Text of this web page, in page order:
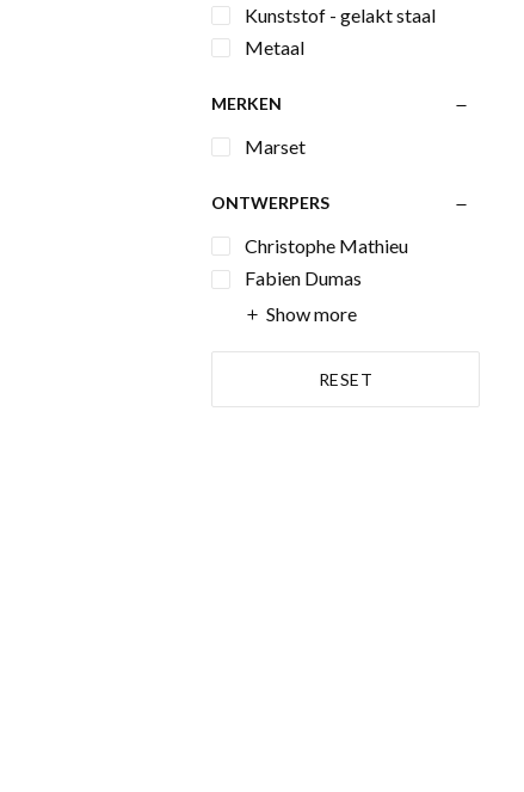
Kunststof - gelakt staal
Metaal
MERKEN
Marset
ONTWERPERS
Christophe Mathieu
Fabien Dumas
Show more
RESET